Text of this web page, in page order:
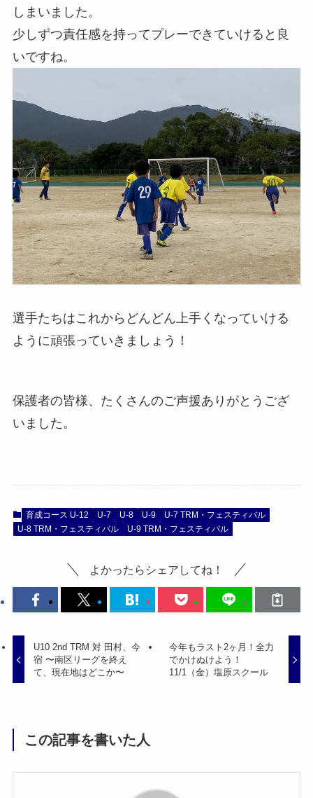
しまいました。
少しずつ責任感を持ってプレーできていけると良
いですね。
選手たちはこれからどんどん上手くなっていける
ように頑張っていきましょう！
保護者の皆様、たくさんのご声援ありがとうござ
いました。
育成コース U-12 U-7 U-8 U-9
U-7 TRM・フェスティバル
U-8 TRM・フェスティバル
U-9 TRM・フェスティバル
よかったらシェアしてね！
U10 2nd TRM 対 田村、今
宿 〜南区リーグを終え
て、現在地はどこか〜
今年もラスト2ヶ月！全力
でかけぬけよう！
11/1（金）塩原スクール
この記事を書いた人